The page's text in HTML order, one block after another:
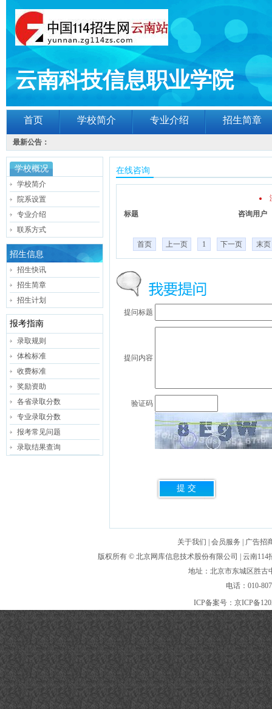
云南科技信息职业学院
首页 学校简介 专业介绍 招生简章
最新公告：
学校概况
学校简介
院系设置
专业介绍
联系方式
招生信息
招生快讯
招生简章
招生计划
报考指南
录取规则
体检标准
收费标准
奖励资助
各省录取分数
专业录取分数
报考常见问题
录取结果查询
在线咨询
标题
咨询用户
首页 上一页 1 下一页 末页
提问标题
提问内容
验证码
关于我们 会员服务
广告招
版权所有 © 北京网库信息技术股份有限公司
| 云南
地址：北京市东城区胜
电话：010-
ICP备案号： 京ICP备